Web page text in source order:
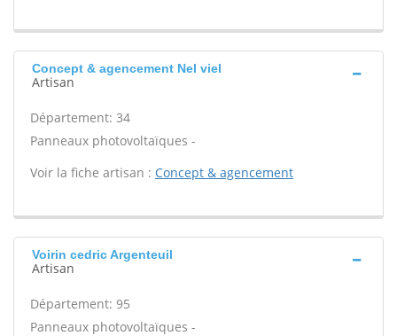
Concept & agencement Nel viel
Artisan
Département: 34
Panneaux photovoltaïques -
Voir la fiche artisan : Concept & agencement
Voirin cedric Argenteuil
Artisan
Département: 95
Panneaux photovoltaïques -